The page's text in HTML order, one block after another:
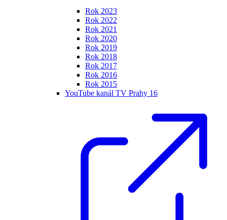
Rok 2023
Rok 2022
Rok 2021
Rok 2020
Rok 2019
Rok 2018
Rok 2017
Rok 2016
Rok 2015
YouTube kanál TV Prahy 16